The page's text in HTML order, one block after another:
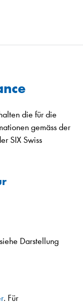
die für die
gemäss der
SIX Swiss
Darstellung
. Für